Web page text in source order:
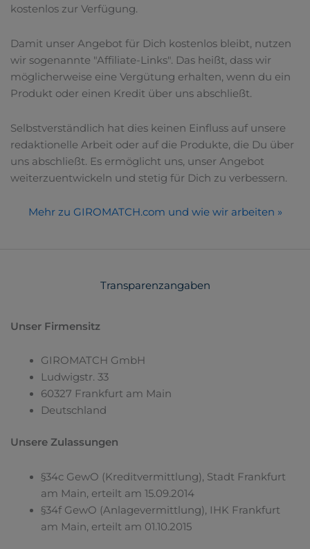
kostenlos zur Verfügung.
Damit unser Angebot für Dich kostenlos bleibt, nutzen
wir sogenannte "Affiliate-Links". Das heißt, dass wir
möglicherweise eine Vergütung erhalten, wenn du ein
Produkt oder einen Kredit über uns abschließt.
Selbstverständlich hat dies keinen Einfluss auf unsere
redaktionelle Arbeit oder auf die Produkte, die Du über
uns abschließt. Es ermöglicht uns, unser Angebot
weiterzuentwickeln und stetig für Dich zu verbessern.
Mehr zu GIROMATCH.com und wie wir arbeiten »
Transparenzangaben
Unser Firmensitz
GIROMATCH GmbH
Ludwigstr. 33
60327 Frankfurt am Main
Deutschland
Unsere Zulassungen
§34c GewO (Kreditvermittlung), Stadt Frankfurt
am Main, erteilt am 15.09.2014
§34f GewO (Anlagevermittlung), IHK Frankfurt
am Main, erteilt am 01.10.2015